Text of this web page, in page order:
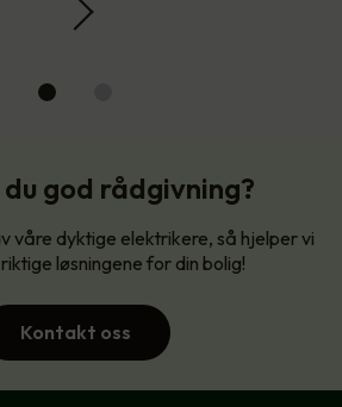
god rådgivning?
våre dyktige elektrikere, så hjelper vi
løsningene for din bolig!
Kontakt oss